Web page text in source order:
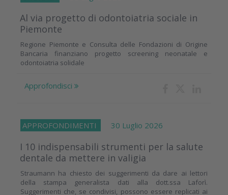
Al via progetto di odontoiatria sociale in
Piemonte
Regione Piemonte e Consulta delle Fondazioni di Origine
Bancaria finanziano progetto screening neonatale e
odontoiatria solidale
Approfondisci
APPROFONDIMENTI 30 Luglio 2026
I 10 indispensabili strumenti per la salute
dentale da mettere in valigia
Straumann ha chiesto dei suggerimenti da dare ai lettori
della stampa generalista dati alla dott.ssa Laforì.
Suggerimenti che, se condivisi, possono essere replicati ai